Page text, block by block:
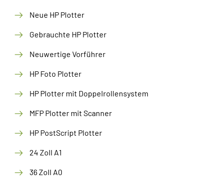
Neue HP Plotter
Gebrauchte HP Plotter
Neuwertige Vorführer
HP Foto Plotter
HP Plotter mit Doppelrollensystem
MFP Plotter mit Scanner
HP PostScript Plotter
24 Zoll A1
36 Zoll A0